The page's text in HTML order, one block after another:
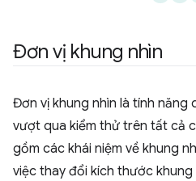
Đơn vị khung nhìn
Đơn vị khung nhìn là tính năng
vượt qua kiểm thử trên tất cả
gồm các khái niệm về khung
việc thay đổi kích thước